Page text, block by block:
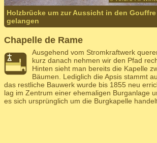
Holzbrücke um zur Aussicht in den
gelangen
Chapelle de Rame
Ausgehend vom Stromkraftwerk
kurz danach nehmen wir den Pfad
Hinten sieht man bereits die Kapelle
Bäumen. Lediglich die Apsis stammt
das restliche Bauwerk wurde bis 1855 neu
lag im Zentrum einer ehemaligen Burganlage
es sich ursprünglich um die Burgkapelle